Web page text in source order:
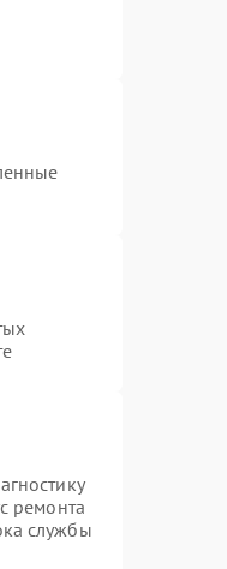
ремонта
службы